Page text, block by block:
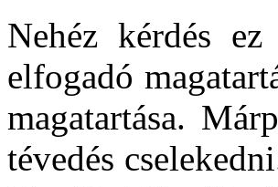
Nehéz kérdés
elfogadó
magatartása.
tévedés